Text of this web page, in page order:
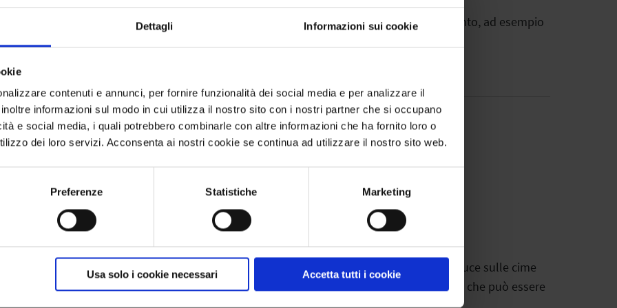
Dettagli Informazioni sui cookie
contenuti e annunci, per fornire funzionalità dei social media e per analizzare il
informazioni sul modo in cui utilizza il nostro sito con i nostri partner che si occupano
e social media, i quali potrebbero combinarle con altre informazioni che ha fornito loro o
dei loro servizi. Acconsenta ai nostri cookie se continua ad utilizzare il nostro sito web.
Preferenze Statistiche Marketing
Usa solo i cookie necessari Accetta tutti i cookie
per 70 giorni e possono quindi essere utilizzati anche in un secondo momento, ad esempio
i social media o per coinvolgere emotivamente i clienti sui siti web.
e il marketing
più vivaci con uno sfondo dinamico
a clip brevi e accattivanti
della giornata meteorologica con un alto valore informativo
emotivo: il lento cambiamento del tempo, il movimento delle nuvole o i giochi di luce sulle cime
possono essere vissute in pochi secondi. Il risultato è un elemento di contenuto che può essere